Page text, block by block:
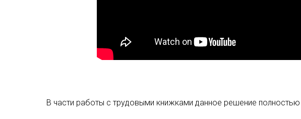
В части работы с трудовыми книжками данное решение